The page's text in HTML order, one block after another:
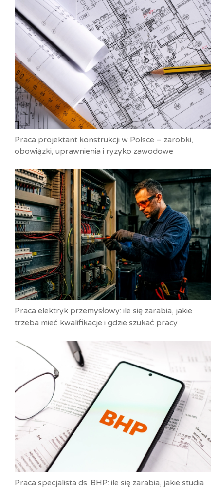
Praca projektant konstrukcji w Polsce – zarobki,
obowiązki, uprawnienia i ryzyko zawodowe
Praca elektryk przemysłowy: ile się zarabia, jakie
trzeba mieć kwalifikacje i gdzie szukać pracy
Praca specjalista ds. BHP: ile się zarabia, jakie studia